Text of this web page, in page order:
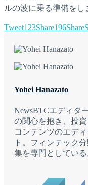
ルの波に乗る準備をし
Tweet123Share196Share
Yohei Hanazato
NewsBTCエディタ
の関心を抱き、投
コンテンツのエデ
ト。フィンテック
集を専門としている